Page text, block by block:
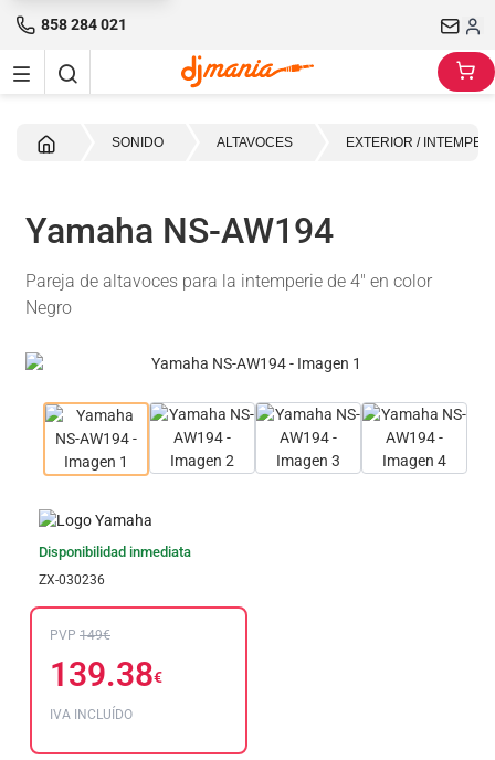
858 284 021
SONIDO ALTAVOCES EXTERIOR /
Yamaha NS-AW194
Pareja de altavoces para la intemperie de 4" en color
Negro
Disponibilidad inmediata
ZX-030236
PVP 149€
139.38€
IVA INCLUÍDO